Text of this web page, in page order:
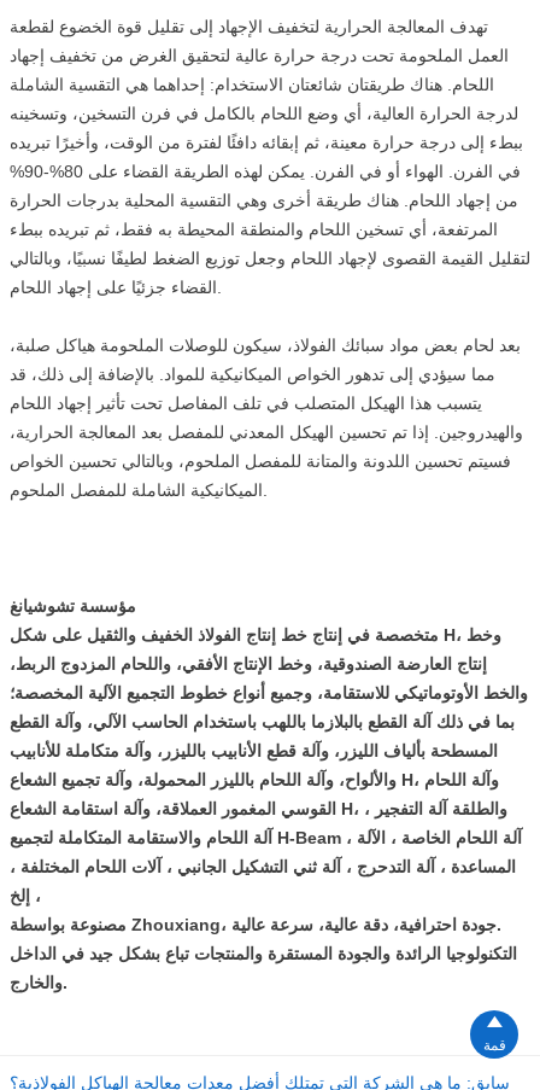
تهدف المعالجة الحرارية لتخفيف الإجهاد إلى تقليل قوة الخضوع لقطعة
العمل الملحومة تحت درجة حرارة عالية لتحقيق الغرض من تخفيف إجهاد
اللحام. هناك طريقتان شائعتان الاستخدام: إحداهما هي التقسية الشاملة
لدرجة الحرارة العالية، أي وضع اللحام بالكامل في فرن التسخين، وتسخينه
ببطء إلى درجة حرارة معينة، ثم إبقائه دافئًا لفترة من الوقت، وأخيرًا تبريده
في الفرن. الهواء أو في الفرن. يمكن لهذه الطريقة القضاء على 80%-90%
من إجهاد اللحام. هناك طريقة أخرى وهي التقسية المحلية بدرجات الحرارة
المرتفعة، أي تسخين اللحام والمنطقة المحيطة به فقط، ثم تبريده ببطء
لتقليل القيمة القصوى لإجهاد اللحام وجعل توزيع الضغط لطيفًا نسبيًا، وبالتالي
بعد لحام بعض مواد سبائك الفولاذ، سيكون للوصلات الملحومة هياكل صلبة،
مما سيؤدي إلى تدهور الخواص الميكانيكية للمواد. بالإضافة إلى ذلك، قد
يتسبب هذا الهيكل المتصلب في تلف المفاصل تحت تأثير إجهاد اللحام
والهيدروجين. إذا تم تحسين الهيكل المعدني للمفصل بعد المعالجة الحرارية،
فسيتم تحسين اللدونة والمتانة للمفصل الملحوم، وبالتالي تحسين الخواص
مؤسسة تشوشيانغ
متخصصة في إنتاج خط إنتاج الفولاذ الخفيف والثقيل على شكل H، وخط
إنتاج العارضة الصندوقية، وخط الإنتاج الأفقي، واللحام المزدوج الربط،
والخط الأوتوماتيكي للاستقامة، وجميع أنواع خطوط التجميع الآلية المخصصة؛
بما في ذلك آلة القطع بالبلازما باللهب باستخدام الحاسب الآلي، وآلة القطع
المسطحة بألياف الليزر، وآلة قطع الأنابيب بالليزر، وآلة متكاملة للأنابيب
والألواح، وآلة اللحام بالليزر المحمولة، وآلة تجميع الشعاع H، وآلة اللحام
القوسي المغمور العملاقة، وآلة استقامة الشعاع H، والطلقة آلة التفجير ،
آلة اللحام والاستقامة المتكاملة لتجميع H-Beam ، آلة اللحام الخاصة ، الآلة
المساعدة ، آلة التدحرج ، آلة ثني التشكيل الجانبي ، آلات اللحام المختلفة ،
إلخ ،
مصنوعة بواسطة Zhouxiang، جودة احترافية، دقة عالية، سرعة عالية.
التكنولوجيا الرائدة والجودة المستقرة والمنتجات تباع بشكل جيد في الداخل
والخارج.
سابق: ما هي الشركة التي تمتلك أفضل معدات معالجة الهياكل الفولاذية؟

قمة